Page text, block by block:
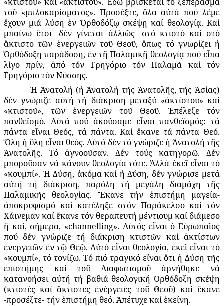
τοῦ «μπλοκαρίσματος». Προσέξτε, ὅλα αὐτά πού λέμε
ἔχουν μιά λύση ἐν Ὀρθοδόξῳ σκέψῃ καί θεολογίᾳ. Καί
μπαίνω ἔτσι -δέν γίνεται ἀλλιῶς- στό κτιστό καί στό
ἄκτιστο τῶν ἐνεργειῶν τοῦ Θεοῦ, ὅπως τό γνωρίζει ἡ
Ὀρθόδοξη παράδοση, ἐν τῇ Παλαμικῇ θεολογίᾳ πού εἶπα
λίγο πρίν, ἀπό τόν Γρηγόριο τόν Παλαμᾶ καί τόν
Γρηγόριο τόν Νύσσης.
Ἡ Ἀνατολή (ἡ Ἀνατολή τῆς Ἀνατολῆς, τῆς Ἀσίας)
δέν γνώριζε αὐτή τή διάκριση μεταξύ «ἀκτίστου» καί
«κτιστοῦ», τῶν ἐνεργειῶν τοῦ Θεοῦ. Ἐπέλεξε τόν
πανθεϊσμό. Αὐτά πού ἀκούσαμε εἶναι πανθεϊσμός: τά
πάντα εἶναι Θεός, τά πάντα. Καί ἔκανε τά πάντα Θεό.
Ὅλη ἡ ὕλη εἶναι θεός. Αὐτό δέν τό γνώριζε ἡ Ἀνατολή τῆς
Ἀνατολῆς. Τό ἀγνοοῦσαν. Δέν τούς κατηγορῶ. Δέν
μποροῦσαν νά κάνουν θεολογία τότε. Ἀλλά ἐκεῖ εἶναι τό
«κουμπί». Ἡ Δύση, ἀκόμα καί ἡ Δύση, δέν γνώρισε μετά
αὐτή τή διάκριση, παρόλη τή μεγάλη διαμάχη τῆς
Παλαμικῆς θεολογίας. Ἔκανε τήν ἐπιστήμη μαγεία-
ἀποκρυφισμό καί κατέληξε στόν Παράκελσο καί τόν
Χάινεμαν καί ἔκανε τόν θεραπευτή μέντιουμ καί διάμεσο
ἤ καί, σήμερα, «channelling». Αὐτός εἶναι ὁ Εὐρωπαῖος
πού δέν γνώριζε τή διάκριση κτιστῶν καί ἀκτίστων
ἐνεργειῶν ἐν τῷ Θεῷ. Αὐτό εἶναι θεολογία, ἐκεῖ εἶναι τό
«κουμπί», τό τονίζω. Τό πιό τραγικό εἶναι ὅτι ἡ Δύση τῆς
ἐπιστήμης καί τοῦ Διαφωτισμοῦ ἀρνήθηκε νά
κατανοήσει αὐτή τή βαθιά θεολογική Ὀρθόδοξη σκέψη
(κτιστές καί ἄκτιστες ἐνέργειες τοῦ Θεοῦ) καί ἔκανε
-προσέξτε- τήν ἐπιστήμη θεό. Ἀπέτυχε καί ἐκείνη.